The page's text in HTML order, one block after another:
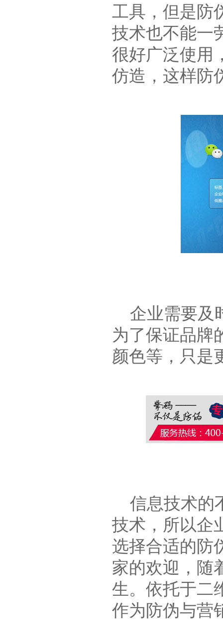
工具，但是防
技术也不能一
很好广泛使用
仿造，这样防
企业需要及
为了保证品牌
颜色等，只是
信息技术的
技术，所以企
选择合适的防
家的欢迎，随
生。依托于二
作为防伪与营